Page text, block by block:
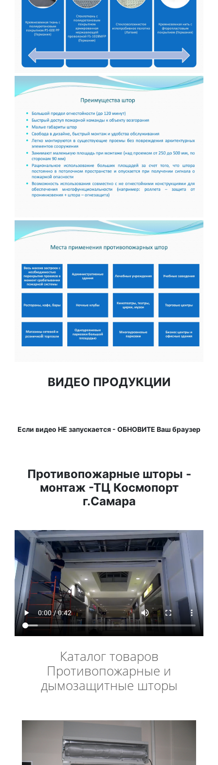
ВИДЕО ПРОДУКЦИИ
Если видео НЕ запускается - ОБНОВИТЕ Ваш браузер
Противопожарные шторы -
монтаж -ТЦ Космопорт
г.Самара
Каталог товаров
Противопожарные и
дымозащитные шторы